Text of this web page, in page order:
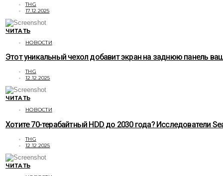
THG
17.12.2025
ЧИТАТЬ
НОВОСТИ
Этот уникальный чехол добавит экран на заднюю панель
THG
12.12.2025
ЧИТАТЬ
НОВОСТИ
Хотите 70-терабайтный HDD до 2030 года? Исследователи
THG
12.12.2025
ЧИТАТЬ